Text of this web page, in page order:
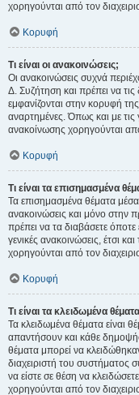
χορηγούνται από τον
Κορυφή
Τι είναι οι ανακοινώσεις;
Οι ανακοινώσεις συχνά
Δ. Συζήτηση και πρέπει να τις
εμφανίζονται στην κορυφή
αναρτημένες. Όπως και με τις
ανακοίνωσης χορηγούνται
Κορυφή
Τι είναι τα επισημασμένα
Τα επισημασμένα θέματα
ανακοινώσεις και μόνο στην
πρέπει να τα διαβάσετε όποτε
γενικές ανακοινώσεις, έτσι
χορηγούνται από τον
Κορυφή
Τι είναι τα κλειδωμένα
Τα κλειδωμένα θέματα είναι
απαντήσουν και κάθε
θέματα μπορεί να
διαχειριστή του συστήματος
να είστε σε θέση να
χορηγούνται από τον